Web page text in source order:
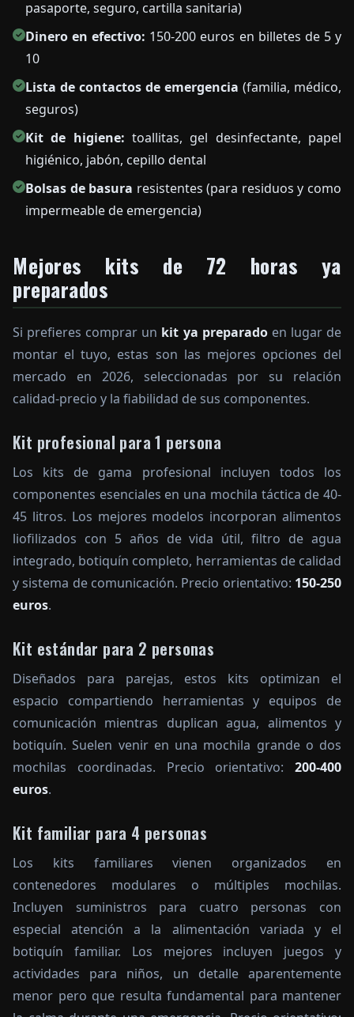
pasaporte, seguro, cartilla sanitaria)
Dinero en efectivo: 150-200 euros en billetes de 5 y
10
Lista de contactos de emergencia (familia, médico,
seguros)
Kit de higiene: toallitas, gel desinfectante, papel
higiénico, jabón, cepillo dental
Bolsas de basura resistentes (para residuos y como
impermeable de emergencia)
Mejores kits de 72 horas ya
preparados
Si prefieres comprar un kit ya preparadoen lugar de
montar el tuyo, estas son las mejores opciones del
mercado en 2026, seleccionadas por su relación
calidad-precio y la fiabilidad de sus componentes.
Kit profesional para 1 persona
Los kits de gama profesional incluyen todos los
componentes esenciales en una mochila táctica de 40-
45 litros. Los mejores modelos incorporan alimentos
liofilizados con 5 años de vida útil, filtro de agua
integrado, botiquín completo, herramientas de calidad
y sistema de comunicación. Precio orientativo: 150-250
euros.
Kit estándar para 2 personas
Diseñados para parejas, estos kits optimizan el
espacio compartiendo herramientas y equipos de
comunicación mientras duplican agua, alimentos y
botiquín. Suelen venir en una mochila grande o dos
mochilas coordinadas. Precio orientativo: 200-400
euros.
Kit familiar para 4 personas
Los kits familiares vienen organizados en
contenedores modulares o múltiples mochilas.
Incluyen suministros para cuatro personas con
especial atención a la alimentación variada y el
botiquín familiar. Los mejores incluyen juegos y
actividades para niños, un detalle aparentemente
menor pero que resulta fundamental para mantener